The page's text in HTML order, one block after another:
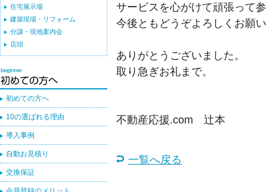
サービスを心がけて頑張って
今後ともどうぞよろしくお願
ありがとうございました。
取り急ぎお礼まで。
不動産応援.com 辻本
一覧へ戻る
住宅展示場
建築現場・リフォーム
分譲・現地案内会
店頭
初めての方へ
10の選ばれる理由
導入事例
自動お見積り
交換保証